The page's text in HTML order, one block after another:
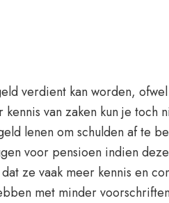
verdient kan worden,
van zaken kun je toch
lenen om schulden af te
voor pensioen indien
ze vaak meer kennis en
met minder